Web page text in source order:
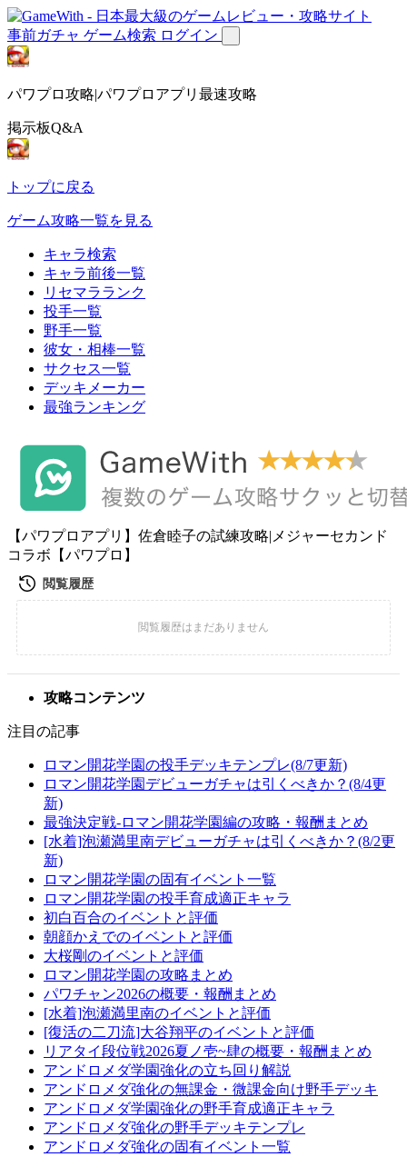
事前ガチャ ゲーム検索 ログイン
パワプロ攻略|パワプロアプリ最速攻略
掲示板Q&A
トップに戻る
ゲーム攻略一覧を見る
キャラ検索
キャラ前後一覧
リセマラランク
投手一覧
野手一覧
彼女・相棒一覧
サクセス一覧
デッキメーカー
最強ランキング
【パワプロアプリ】佐倉睦子の試練攻略|メジャーセカンド
コラボ【パワプロ】
攻略コンテンツ
注目の記事
ロマン開花学園の投手デッキテンプレ(8/7更新)
ロマン開花学園デビューガチャは引くべきか？(8/4更
新)
最強決定戦-ロマン開花学園編の攻略・報酬まとめ
[水着]泡瀬満里南デビューガチャは引くべきか？(8/2更
新)
ロマン開花学園の固有イベント一覧
ロマン開花学園の投手育成適正キャラ
初白百合のイベントと評価
朝顔かえでのイベントと評価
大桜剛のイベントと評価
ロマン開花学園の攻略まとめ
パワチャン2026の概要・報酬まとめ
[水着]泡瀬満里南のイベントと評価
[復活の二刀流]大谷翔平のイベントと評価
リアタイ段位戦2026夏ノ壱~肆の概要・報酬まとめ
アンドロメダ学園強化の立ち回り解説
アンドロメダ強化の無課金・微課金向け野手デッキ
アンドロメダ学園強化の野手育成適正キャラ
アンドロメダ強化の野手デッキテンプレ
アンドロメダ強化の固有イベント一覧